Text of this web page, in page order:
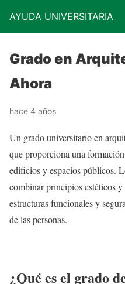
AYUDA UNIVERSITARIA
Grado en
Ahora
hace 4 años
Un grado universitario en
que proporciona una
edificios y espacios públicos.
combinar principios estéticos
estructuras funcionales y
de las personas.
¿Qué es el grado